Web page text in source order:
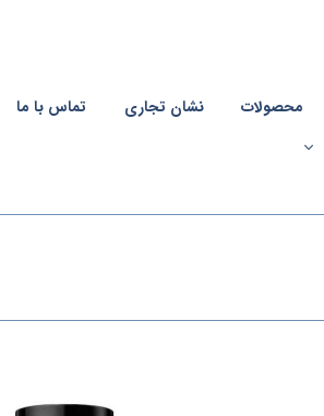
محصولات نشان تجاری تماس با ما